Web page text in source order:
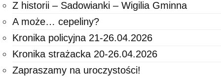
Z historii – Sadowianki – Wigilia Gminna
A może… cepeliny?
Kronika policyjna 21-26.04.2026
Kronika strażacka 20-26.04.2026
Zapraszamy na uroczystości!